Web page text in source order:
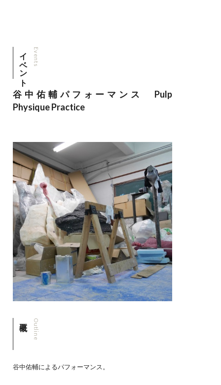
イベント Events
谷中佑輔パフォーマンス Pulp
Physique Practice
Outline
谷中佑輔によるパフォーマンス。